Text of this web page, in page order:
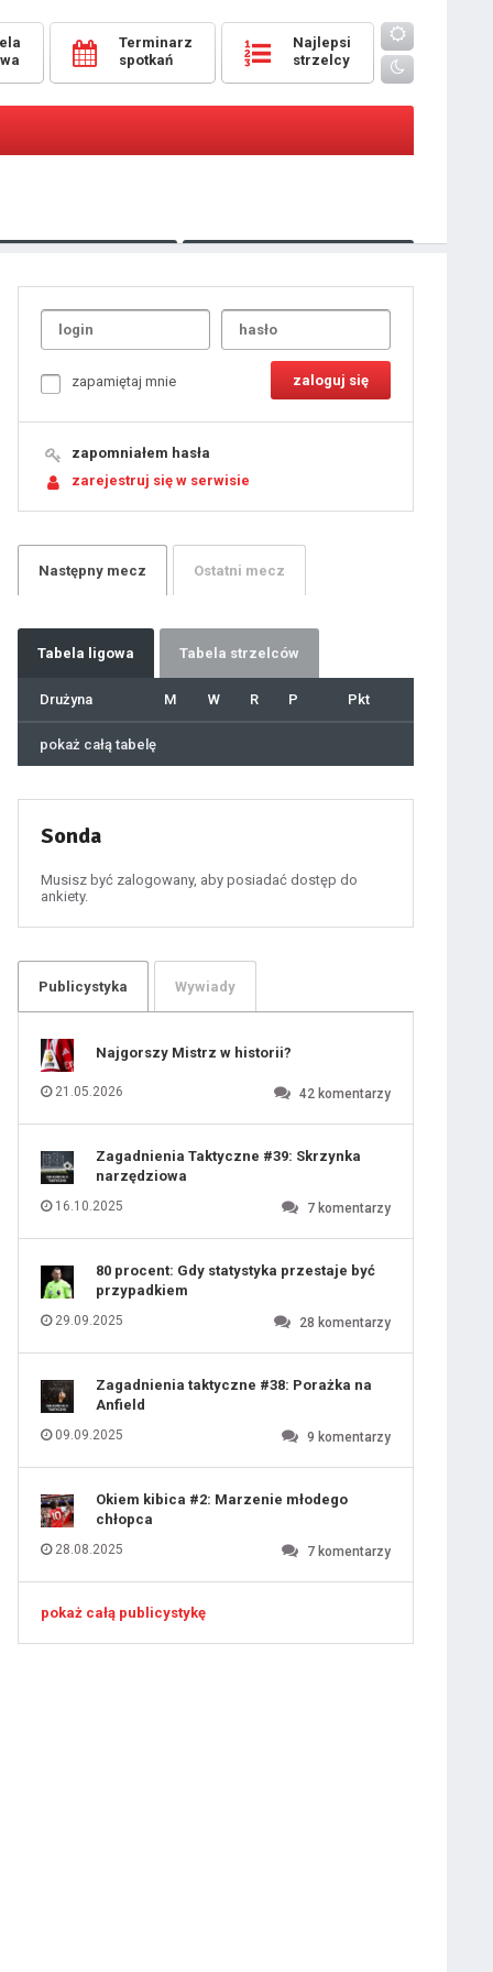
Terminarz
spotkań
Najlepsi
strzelcy
zapamiętaj mnie
zapomniałem hasła
zarejestruj się w serwisie
Następny mecz Ostatni mecz
Tabela ligowa Tabela strzelców
Drużyna M W R P Pkt
pokaż całą tabelę
Sonda
Musisz być zalogowany, aby posiadać dostęp do
ankiety.
Publicystyka Wywiady
Najgorszy Mistrz w historii?
21.05.2026 42 komentarzy
Zagadnienia Taktyczne #39: Skrzynka
narzędziowa
16.10.2025 7 komentarzy
80 procent: Gdy statystyka przestaje być
przypadkiem
29.09.2025 28 komentarzy
Zagadnienia taktyczne #38: Porażka na
Anfield
09.09.2025 9 komentarzy
Okiem kibica #2: Marzenie młodego
chłopca
28.08.2025 7 komentarzy
pokaż całą publicystykę